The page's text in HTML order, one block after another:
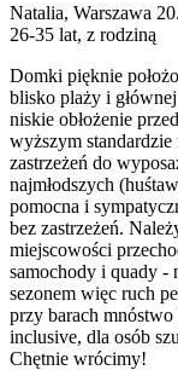
Natalia, Warszawa
26-35 lat, z rodziną
Domki pięknie
blisko plaży i
niskie obłożenie
wyższym
zastrzeżeń do
najmłodszych
pomocna i
bez zastrzeżeń.
miejscowości
samochody i quady -
sezonem więc ruch
przy barach
inclusive, dla osób
Chętnie wrócimy!